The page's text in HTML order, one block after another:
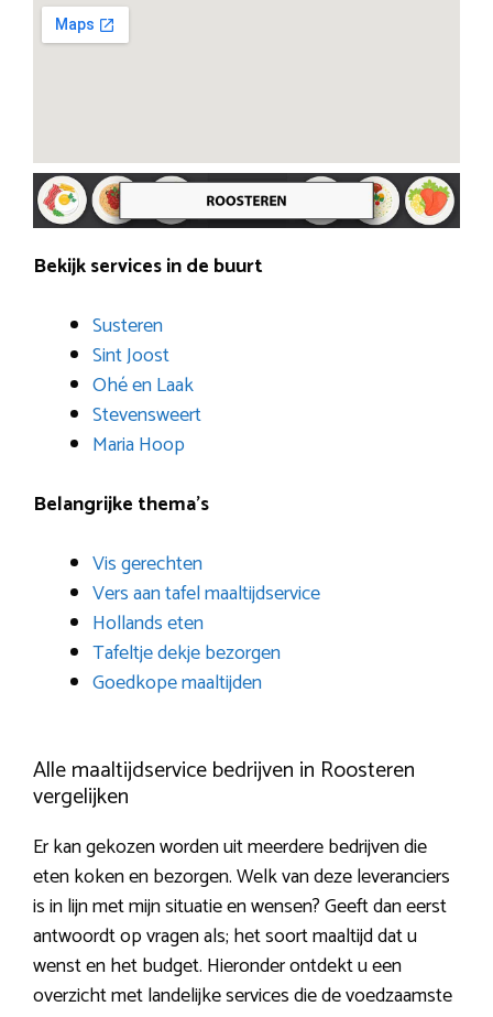
Bekijk services in de buurt
Susteren
Sint Joost
Ohé en Laak
Stevensweert
Maria Hoop
Belangrijke thema’s
Vis gerechten
Vers aan tafel maaltijdservice
Hollands eten
Tafeltje dekje bezorgen
Goedkope maaltijden
Alle maaltijdservice bedrijven in Roosteren
vergelijken
Er kan gekozen worden uit meerdere bedrijven die
eten koken en bezorgen. Welk van deze leveranciers
is in lijn met mijn situatie en wensen? Geeft dan eerst
antwoordt op vragen als; het soort maaltijd dat u
wenst en het budget. Hieronder ontdekt u een
overzicht met landelijke services die de voedzaamste